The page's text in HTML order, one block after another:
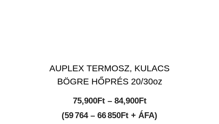
AUPLEX TERMOSZ, KULACS
BÖGRE HŐPRÉS 20/30oz
75,900Ft – 84,900FtÁrtartomány:
75,900Ft
(59 764 – 66 850Ft + ÁFA)